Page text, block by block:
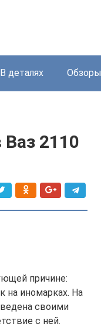
В деталях Обзоры
2110
причине:
на иномарках. На
своими
с ней.